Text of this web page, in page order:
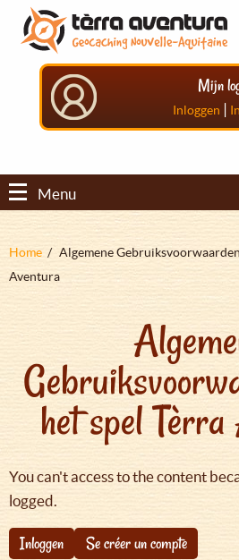
Overslaan
naar
Aller
menu
principal
Aller
pied
Mijn
Inloggen |
Menu
Kruimelpad
Home
Algemene
Aventura
het spel
You can't access to the content
logged.
Inloggen
Se créer un compte